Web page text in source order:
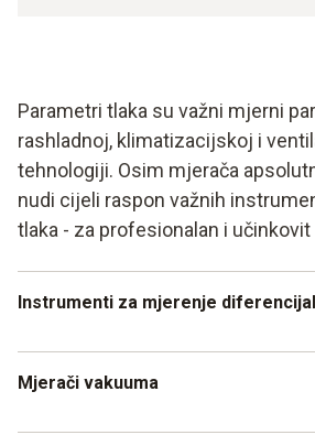
Parametri tlaka su važni mjerni
rashladnoj, klimatizacijskoj i
tehnologiji. Osim mjerača
nudi cijeli raspon važnih
tlaka - za profesionalan i učinkovit
Instrumenti za mjerenje
do mjernih pogrešaka sa ozbiljnim
Mjerači vakuuma